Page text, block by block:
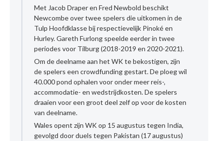
Met Jacob Draper en Fred Newbold beschikt
Newcombe over twee spelers die uitkomen in de
Tulp Hoofdklasse bij respectievelijk Pinoké en
Hurley. Gareth Furlong speelde eerder in twee
periodes voor Tilburg (2018-2019 en 2020-2021).
Om de deelname aan het WK te bekostigen, zijn
de spelers een crowdfunding gestart. De ploeg wil
40.000 pond ophalen voor onder meer reis-,
accommodatie- en wedstrijdkosten. De spelers
draaien voor een groot deel zelf op voor de kosten
van deelname.
Wales opent zijn WK op 15 augustus tegen India,
gevolgd door duels tegen Pakistan (17 augustus)